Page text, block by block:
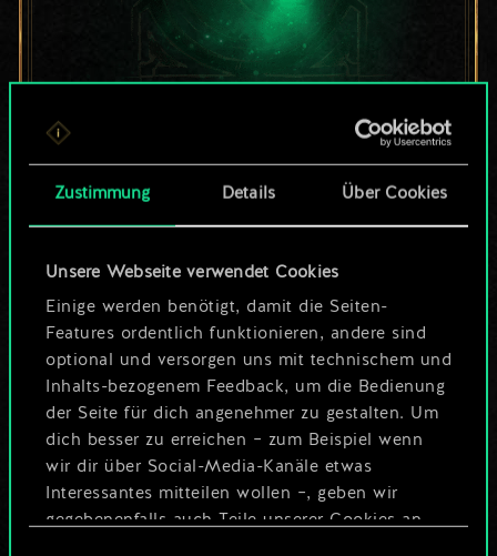
Zustimmung Details Über Cookies
Unsere Webseite verwendet Cookies
Einige werden benötigt, damit die Seiten-
Features ordentlich funktionieren, andere sind
optional und versorgen uns mit technischem und
Inhalts-bezogenem Feedback, um die Bedienung
der Seite für dich angenehmer zu gestalten. Um
dich besser zu erreichen – zum Beispiel wenn
wir dir über Social-Media-Kanäle etwas
Interessantes mitteilen wollen –, geben wir
gegebenenfalls auch Teile unserer Cookies an
Bis jetzt ist dies nur
ein geteilter Satz
Wo es doch so viel
mehr sein kann!
Deck benennen und Leitfaden
Deck bearbeiten